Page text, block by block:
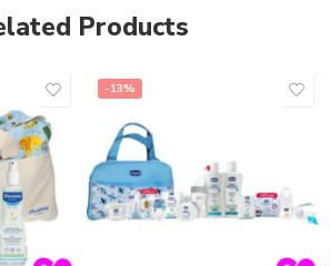
Products
-13%